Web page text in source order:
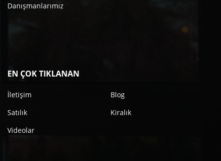
Danışmanlarımız
EN ÇOK TIKLANAN
İletişim
Blog
Satılık
Kiralık
Videolar